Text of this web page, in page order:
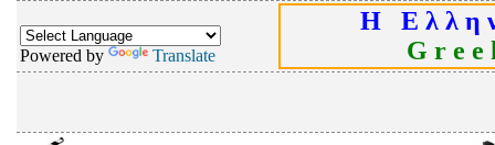
Powered by Translate
Η Ε λ λ η
G r e e